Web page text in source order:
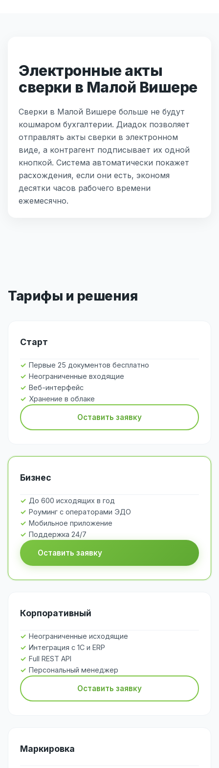
Электронные акты
сверки в Малой Вишере
Сверки в Малой Вишере больше не будут
кошмаром бухгалтерии. Диадок позволяет
отправлять акты сверки в электронном
виде, а контрагент подписывает их одной
кнопкой. Система автоматически покажет
расхождения, если они есть, экономя
десятки часов рабочего времени
ежемесячно.
Тарифы и решения
Старт
Первые 25 документов бесплатно
Неограниченные входящие
Веб-интерфейс
Хранение в облаке
Оставить заявку
Бизнес
До 600 исходящих в год
Роуминг с операторами ЭДО
Мобильное приложение
Поддержка 24/7
Оставить заявку
Корпоративный
Неограниченные исходящие
Интеграция с 1С и ERP
Full REST API
Персональный менеджер
Оставить заявку
Маркировка